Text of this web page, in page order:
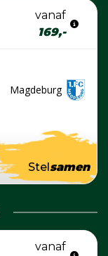
vanaf
169,-
Magdeburg
Stel samen
vanaf